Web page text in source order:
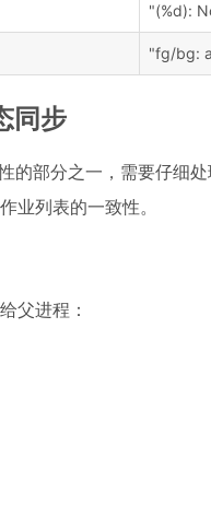
"(%d):
"fg/bg:
同步
的部分之一，需要仔细
业列表的一致性。
父进程：